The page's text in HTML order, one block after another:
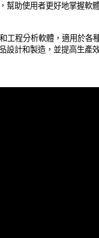
幫助使用者更好地掌握軟
工程分析軟體，適用於各
設計和製造，並提高生產